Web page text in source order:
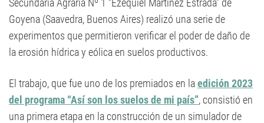
Secundaria Agraria Nº 1 “Ezequiel Martínez Estrada” de
Goyena (Saavedra, Buenos Aires) realizó una serie de
experimentos que permitieron verificar el poder de daño de
la erosión hídrica y eólica en suelos productivos.
El trabajo, que fue uno de los premiados en laedición 2023
del programa “Así son los suelos de mi país”, consistió en
una primera etapa en la construcción de un simulador de